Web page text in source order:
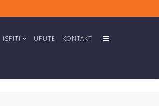
ISPITI UPUTE KONTAKT